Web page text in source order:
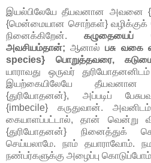
இயல்பிலேயே தீயவனான அவனை
{மென்மையான சொற்கள்} வழிக்குக்
நினைக்கிறேன்.கழுதையைப்
அவசியம்தான்; ஆனால்பசு வகை
species} பொறுத்தவரை,
யாராவது ஒருவர்
இயற்கையிலேயே
{துரியோதனன்}, அப்படிப்
{imbecile} கருதுவான்.
கையாளப்பட்டால், தான் வென்று
{துரியோதனன்} நினைத்துக்
செய்யலாமே. நாம் தயாராவோம்.
நண்பர்களுக்கு அழைப்பு